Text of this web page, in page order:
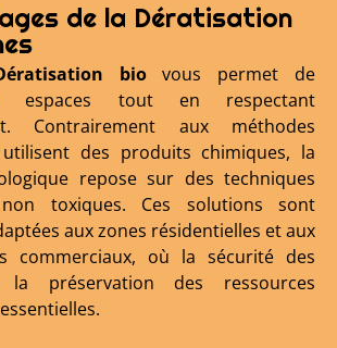
de la Dératisation
biovous permet de
espaces tout en respectant
Contrairement aux méthodes
des produits chimiques, la
repose sur des techniques
toxiques. Ces solutions sont
aux zones résidentielles et aux
commerciaux, où la sécurité des
préservation des ressources